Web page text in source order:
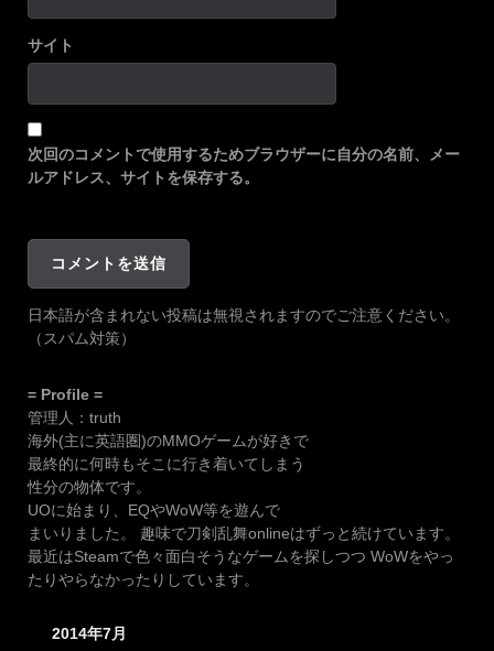
サイト
次回のコメントで使用するためブラウザーに自分の名前、メー
ルアドレス、サイトを保存する。
日本語が含まれない投稿は無視されますのでご注意ください。
（スパム対策）
= Profile =
管理人：truth
海外(主に英語圏)のMMOゲームが好きで
最終的に何時もそこに行き着いてしまう
性分の物体です。
UOに始まり、EQやWoW等を遊んで
まいりました。 趣味で刀剣乱舞onlineはずっと続けています。
最近はSteamで色々面白そうなゲームを探しつつ WoWをやっ
たりやらなかったりしています。
2014年7月